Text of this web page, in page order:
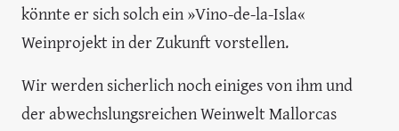
könnte er sich solch ein »Vino-de-la-Isla«
Weinprojekt in der Zukunft vorstellen.
Wir werden sicherlich noch einiges von ihm und
der abwechslungsreichen Weinwelt Mallorcas